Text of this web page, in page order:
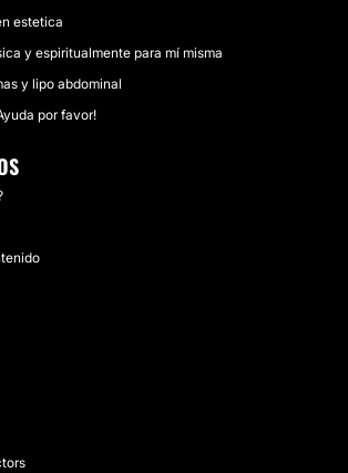
estetica
y espiritualmente para mí misma
y lipo abdominal
por favor!